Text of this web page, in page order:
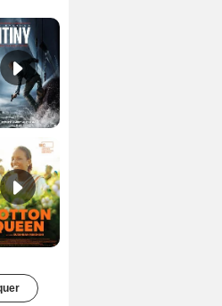
Cotton Queen Bande-annonce VO STFR